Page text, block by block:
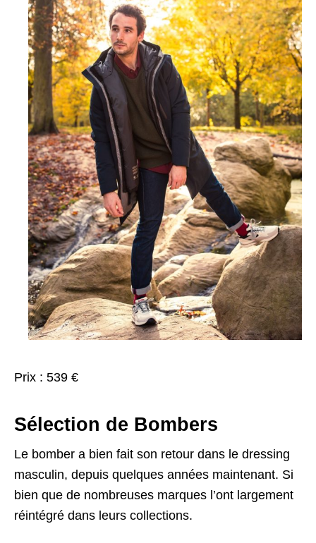
Prix : 539 €
Sélection de Bombers
Le bomber a bien fait son retour dans le dressing
masculin, depuis quelques années maintenant. Si
bien que de nombreuses marques l’ont largement
réintégré dans leurs collections.